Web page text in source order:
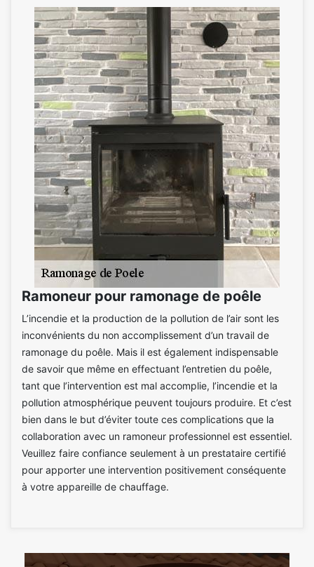
Ramoneur pour ramonage de poêle
L’incendie et la production de la pollution de l’air sont les
inconvénients du non accomplissement d’un travail de
ramonage du poêle. Mais il est également indispensable
de savoir que même en effectuant l’entretien du poêle,
tant que l’intervention est mal accomplie, l’incendie et la
pollution atmosphérique peuvent toujours produire. Et c’est
bien dans le but d’éviter toute ces complications que la
collaboration avec un ramoneur professionnel est essentiel.
Veuillez faire confiance seulement à un prestataire certifié
pour apporter une intervention positivement conséquente
à votre appareille de chauffage.